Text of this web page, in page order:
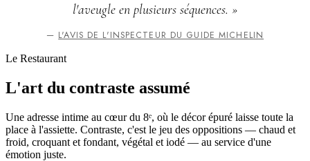
l'aveugle en plusieurs séquences. »
— L'AVIS DE L'INSPECTEUR DU GUIDE MICHELIN
Le Restaurant
L'art du contraste assumé
Une adresse intime au cœur du 8ᵉ, où le décor épuré laisse toute la
place à l'assiette. Contraste, c'est le jeu des oppositions — chaud et
froid, croquant et fondant, végétal et iodé — au service d'une
émotion juste.